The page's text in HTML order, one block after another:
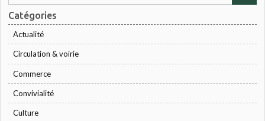
Catégories
Actualité
Circulation & voirie
Commerce
Convivialité
Culture